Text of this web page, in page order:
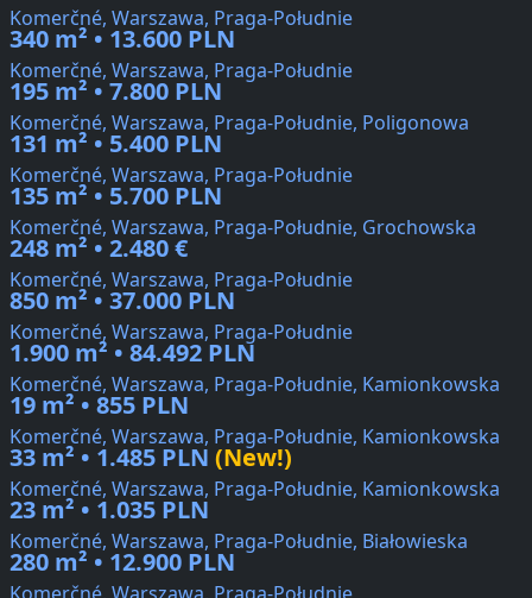
Komerčné, Warszawa, Praga-Południe
340 m² • 13.600 PLN
Komerčné, Warszawa, Praga-Południe
195 m² • 7.800 PLN
Komerčné, Warszawa, Praga-Południe, Poligonowa
131 m² • 5.400 PLN
Komerčné, Warszawa, Praga-Południe
135 m² • 5.700 PLN
Komerčné, Warszawa, Praga-Południe, Grochowska
248 m² • 2.480 €
Komerčné, Warszawa, Praga-Południe
850 m² • 37.000 PLN
Komerčné, Warszawa, Praga-Południe
1.900 m² • 84.492 PLN
Komerčné, Warszawa, Praga-Południe, Kamionkowska
19 m² • 855 PLN
Komerčné, Warszawa, Praga-Południe, Kamionkowska
33 m² • 1.485 PLN (New!)
Komerčné, Warszawa, Praga-Południe, Kamionkowska
23 m² • 1.035 PLN
Komerčné, Warszawa, Praga-Południe, Białowieska
280 m² • 12.900 PLN